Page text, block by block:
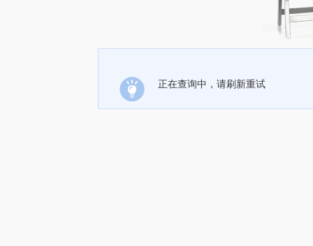
正在查询中，请刷新重试